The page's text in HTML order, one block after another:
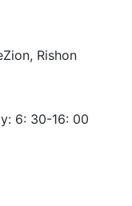
Rishon
6: 30-16: 00